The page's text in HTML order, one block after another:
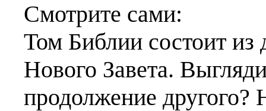
Смотрите сами:
Том Библии состоит из
Нового Завета.
продолжение другого?